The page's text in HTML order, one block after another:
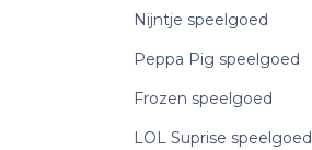
Nijntje speelgoed
Peppa Pig speelgoed
Frozen speelgoed
LOL Suprise speelgoed